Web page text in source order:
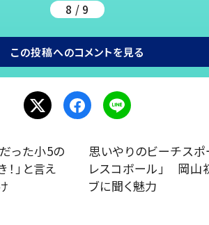
8 / 9
この投稿へのコメントを見る
った小5の
」と言え
思いやりのビーチスポ
レスコボール」 岡山
ブに聞く魅力